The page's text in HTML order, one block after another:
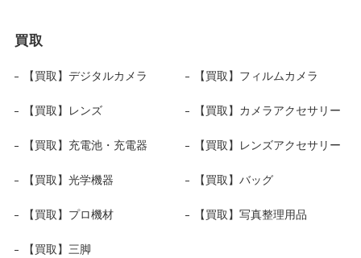
買取
【買取】デジタルカメラ 【買取】フィルムカメラ
【買取】レンズ 【買取】カメラアクセサリー
【買取】充電池・充電器 【買取】レンズアクセサリー
【買取】光学機器 【買取】バッグ
【買取】プロ機材 【買取】写真整理用品
【買取】三脚